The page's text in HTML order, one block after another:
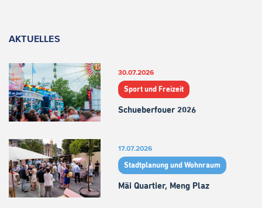
AKTUELLES
30.07.2026
Sport und Freizeit
Schueberfouer 2026
17.07.2026
Stadtplanung und Wohnraum
Mäi Quartier, Meng Plaz